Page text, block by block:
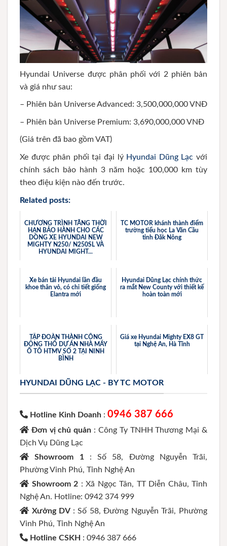
Hyundai Universe được phân phối với 2 phiên bản
và giá như sau:
– Phiên bản Universe Advanced: 3,500,000,000 VNĐ
– Phiên bản Universe Premium: 3,690,000,000 VNĐ
(Giá trên đã bao gồm VAT)
Xe được phân phối tại đại lý Hyundai Dũng Lạc với
chính sách bảo hành 3 năm hoặc 100,000 km tùy
theo điệu kiện nào đến trước.
Related posts:
CHƯƠNG TRÌNH TĂNG THỜI
HẠN BẢO HÀNH CHO CÁC
DÒNG XE HYUNDAI NEW
MIGHTY N250/ N250SL VÀ
HYUNDAI MIGHT...
TC MOTOR khánh thành điểm
trường tiểu học La Văn Cầu
tỉnh Đăk Nông
Xe bán tải Hyundai lần đầu
khoe thân vỏ, có chi tiết giống
Elantra mới
Hyundai Dũng Lạc chính thức
ra mắt New County với thiết kế
hoàn toàn mới
TẬP ĐOÀN THÀNH CÔNG
ĐỘNG THỔ DỰ ÁN NHÀ MÁY
Ô TÔ HTMV SỐ 2 TẠI NINH
BÌNH
Giá xe Hyundai Mighty EX8 GT
tại Nghệ An, Hà Tĩnh
HYUNDAI DŨNG LẠC - BY TC MOTOR
Hotline Kinh Doanh : 0946 387 666
Đơn vị chủ quản : Công Ty TNHH Thương Mại &
Dịch Vụ Dũng Lạc
Showroom 1 : Số 58, Đường Nguyễn Trãi,
Phường Vinh Phú, Tỉnh Nghệ An
Showroom 2 : Xã Ngọc Tân, TT Diễn Châu, Tỉnh
Nghệ An. Hotline: 0942 374 999
Xưởng DV : Số 58, Đường Nguyễn Trãi, Phường
Vinh Phú, Tỉnh Nghệ An
Hotline CSKH : 0946 387 666